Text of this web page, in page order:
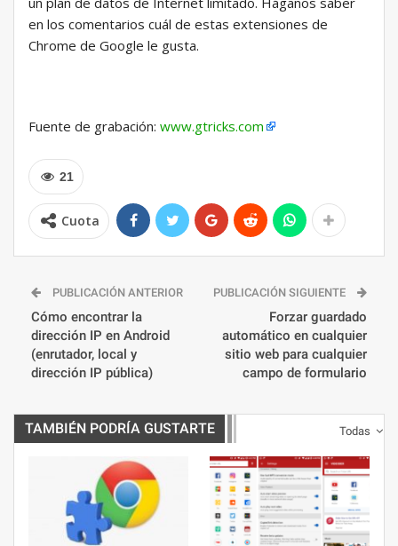
en los comentarios cuál de estas extensiones de
Chrome de Google le gusta.
Fuente de grabación: www.gtricks.com
21
Cuota
PUBLICACIÓN ANTERIOR
Cómo encontrar la
dirección IP en Android
(enrutador, local y
dirección IP pública)
PUBLICACIÓN SIGUIENTE
Forzar guardado
automático en cualquier
sitio web para cualquier
campo de formulario
Todas
TAMBIÉN PODRÍA GUSTARTE